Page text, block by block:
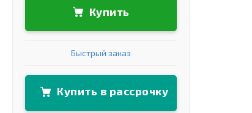
Купить
Быстрый заказ
Купить в рассрочку